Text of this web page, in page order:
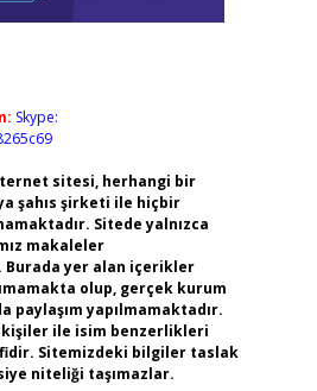
Skype:
sitesi, herhangi bir
şahıs şirketi ile hiçbir
Sitede yalnızca
makaleler
Burada yer alan içerikler
olup, gerçek kurum
paylaşım yapılmamaktadır.
kişiler ile isim benzerlikleri
Sitemizdeki bilgiler taslak
niteliği taşımazlar.